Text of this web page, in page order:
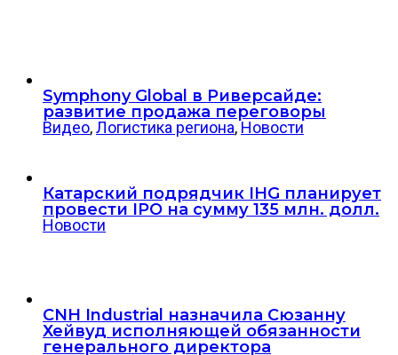
Symphony Global в Риверсайде:
развитие продажа переговоры
Видео,Логистика региона, Новости
Катарский подрядчик IHG планирует
провести IPO на сумму 135 млн. долл.
Новости
CNH Industrial назначила Сюзанну
Хейвуд исполняющей обязанности
генерального директора